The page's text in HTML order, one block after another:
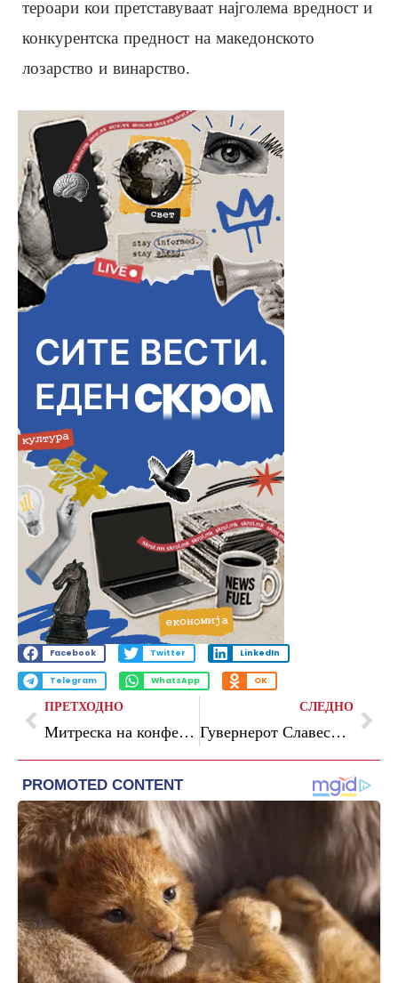
тероари кои претставуваат најголема вредност и
конкурентска предност на македонското
лозарство и винарство.
Facebook Twitter LinkedIn
Telegram WhatsApp OK
ПРЕТХОДНО
Митреска на конференцијата на „Џ. П. Морган“ во Виена: Домашната економија покажува значителна отпорност
СЛЕДНО
Гувернерот Славески на Регионален семинар во Приштина: Финансиската стабилност е приоритет во дигиталната трансформација